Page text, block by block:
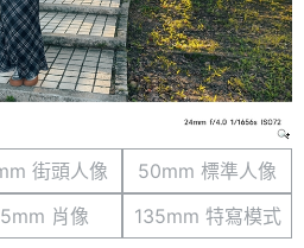
街頭人像
50mm 標準人像
肖像 135mm 特寫模式